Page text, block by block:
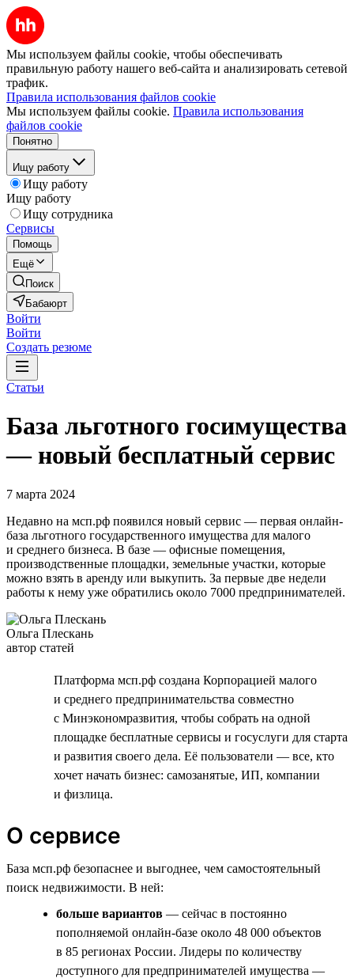
Мы используем файлы cookie, чтобы обеспечивать
правильную работу нашего веб-сайта и анализировать сетевой
трафик.
Правила использования файлов cookie
Мы используем файлы cookie. Правила использования
файлов cookie
Понятно
Ищу работу
Ищу работу
Ищу работу
Ищу сотрудника
Сервисы
Помощь
Ещё
Поиск
Бабаюрт
Войти
Войти
Создать резюме
Статьи
База льготного госимущества
— новый бесплатный сервис
7 марта 2024
Недавно на мсп.рф появился новый сервис — первая онлайн-
база льготного государственного имущества для малого
и среднего бизнеса. В базе — офисные помещения,
производственные площадки, земельные участки, которые
можно взять в аренду или выкупить. За первые две недели
работы к нему уже обратились около 7000 предпринимателей.
Ольга Плескань
автор статей
Платформа мсп.рф создана Корпорацией малого
и среднего предпринимательства совместно
с Минэкономразвития, чтобы собрать на одной
площадке бесплатные сервисы и госуслуги для старта
и развития своего дела. Её пользователи — все, кто
хочет начать бизнес: самозанятые, ИП, компании
и физлица.
О сервисе
База мсп.рф безопаснее и выгоднее, чем самостоятельный
поиск недвижимости. В ней:
больше вариантов — сейчас в постоянно
пополняемой онлайн-базе около 48 000 объектов
в 85 регионах России. Лидеры по количеству
доступного для предпринимателей имущества —